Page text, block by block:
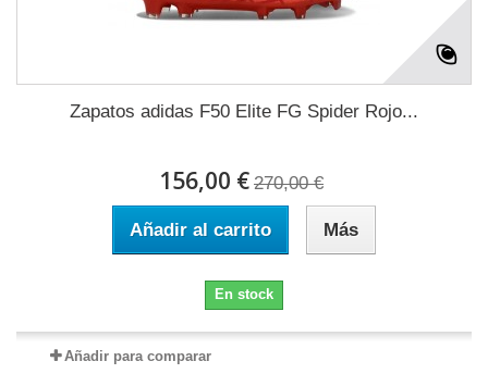
Zapatos adidas F50 Elite FG Spider Rojo...
156,00 € 270,00 €
Añadir al carrito Más
En stock
Añadir para comparar